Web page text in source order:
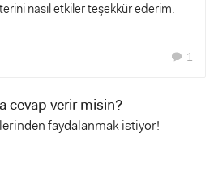
nasıl etkiler teşekkür ederim.
chat 1
cevap verir misin?
faydalanmak istiyor!